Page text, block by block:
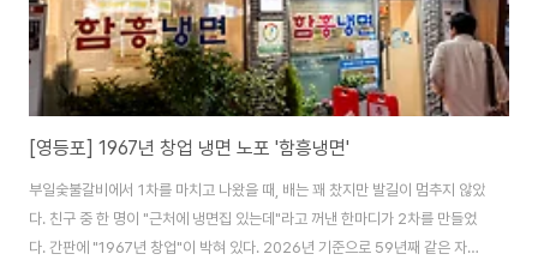
[영등포] 1967년 창업 냉면 노포 '함흥냉면'
부일숯불갈비에서 1차를 마치고 나왔을 때, 배는 꽤 찼지만 발길이 멈추지 않았
다. 친구 중 한 명이 "근처에 냉면집 있는데"라고 꺼낸 한마디가 2차를 만들었
다. 간판에 "1967년 창업"이 박혀 있다. 2026년 기준으로 59년째 같은 자리